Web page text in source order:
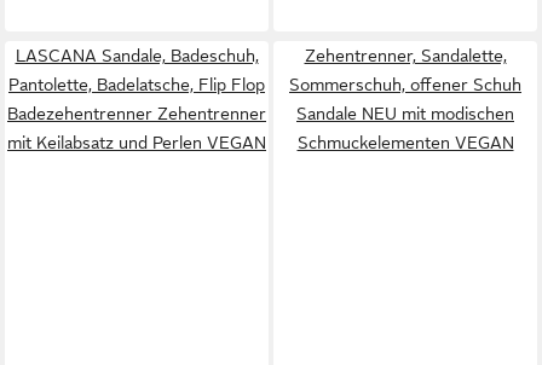
LASCANA Sandale, Badeschuh,
Pantolette, Badelatsche, Flip Flop
Badezehentrenner Zehentrenner
mit Keilabsatz und Perlen VEGAN
Zehentrenner, Sandalette,
Sommerschuh, offener Schuh
Sandale NEU mit modischen
Schmuckelementen VEGAN